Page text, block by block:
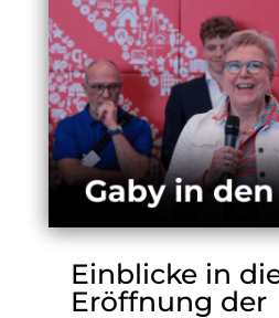
Einblicke in
Eröffnung der